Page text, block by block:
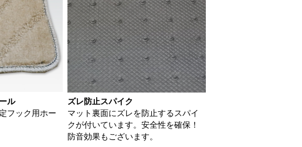
ル
フック用ホー
ズレ防止スパイク
マット裏面にズレを防止するスパイ
クが付いています。安全性を確保！
防音効果もございます。